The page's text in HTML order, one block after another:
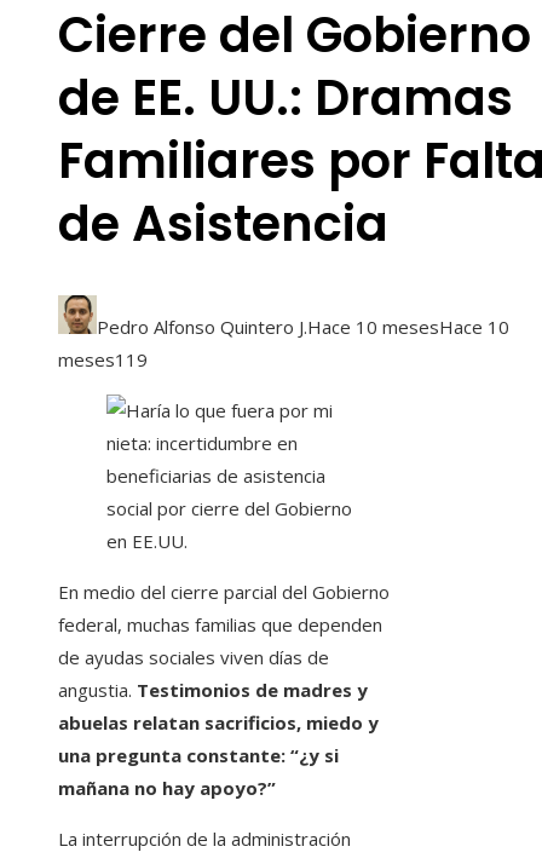
Cierre del Gobierno
de EE. UU.: Dramas
Familiares por
de Asistencia
Pedro Alfonso Quintero J.Hace 10 mesesHace 10
meses119
En medio del cierre parcial del Gobierno
federal, muchas familias que dependen
de ayudas sociales viven días de
angustia. Testimonios de madres y
abuelas relatan sacrificios, miedo y
una pregunta constante: “¿y si
mañana no hay apoyo?”
La interrupción de la administración